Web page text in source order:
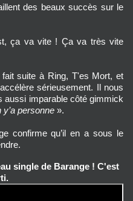
des beaux succès sur le
ça va vite ! Ça va très vite
suite à Ring, T'es Mort, et
sérieusement. Il nous
aussi imparable côté gimmick
y’a personne ».
confirme qu’il en a sous le